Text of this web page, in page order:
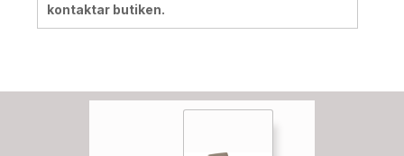
kontaktar butiken.